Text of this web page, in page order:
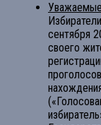
сентября
своего